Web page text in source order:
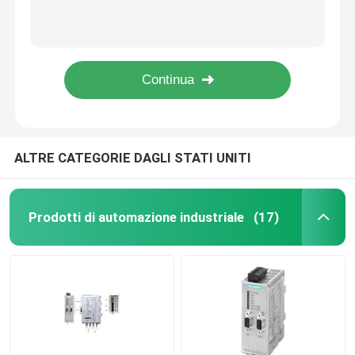
Interruttori e prese a prova di esplosione
Interruttore del motore
commutatore del sensore di prossimità
relè di controllo industriale
ALTRE CATEGORIE DAGLI STATI UNITI
Prodotti di automazione industriale (17)